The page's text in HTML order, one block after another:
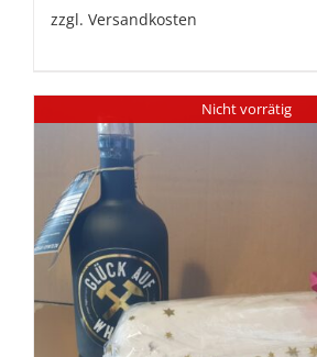
zzgl. Versandkosten
Nicht vorrätig